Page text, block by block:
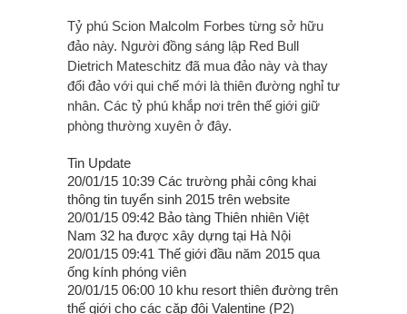
Tỷ phú Scion Malcolm Forbes từng sở hữu
đảo này. Người đồng sáng lập Red Bull
Dietrich Mateschitz đã mua đảo này và thay
đổi đảo với qui chế mới là thiên đường nghỉ tư
nhân. Các tỷ phú khắp nơi trên thế giới giữ
phòng thường xuyên ở đây.
Tin Update
20/01/15 10:39 Các trường phải công khai
thông tin tuyển sinh 2015 trên website
20/01/15 09:42 Bảo tàng Thiên nhiên Việt
Nam 32 ha được xây dựng tại Hà Nội
20/01/15 09:41 Thế giới đầu năm 2015 qua
ống kính phóng viên
20/01/15 06:00 10 khu resort thiên đường trên
thế giới cho các cặp đôi Valentine (P2)